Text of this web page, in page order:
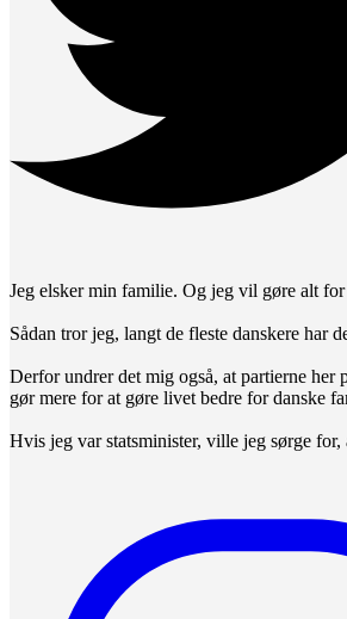
Jeg elsker min familie. Og jeg vil gøre alt for
Sådan tror jeg, langt de fleste danskere har
Derfor undrer det mig også, at partierne her
gør mere for at gøre livet bedre for danske
Hvis jeg var statsminister, ville jeg sørge for,